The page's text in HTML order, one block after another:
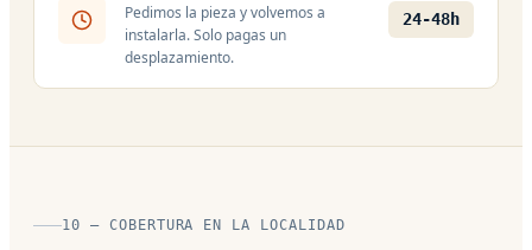
Pedimos la pieza y volvemos a
instalarla. Solo pagas un
desplazamiento.
24-48h
10 — COBERTURA EN LA LOCALIDAD